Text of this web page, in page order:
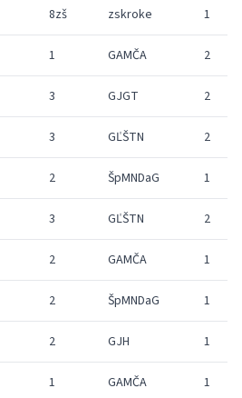
8zš zskroke 1
1 GAMČA 2
3 GJGT 2
3 GĽŠTN 2
2 ŠpMNDaG 1
3 GĽŠTN 2
2 GAMČA 1
2 ŠpMNDaG 1
2 GJH 1
1 GAMČA 1